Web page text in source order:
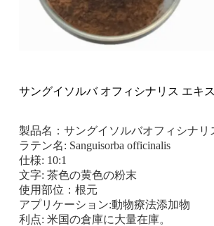
サングイソルバ オフィシナリス エキス
製品名：サングイソルバオフィシナリ
ラテン名: Sanguisorba officinalis
仕様: 10:1
文字: 茶色の黄色の粉末
使用部位：根元
アプリケーション:動物療法添加物
利点: 米国の倉庫に大量在庫。